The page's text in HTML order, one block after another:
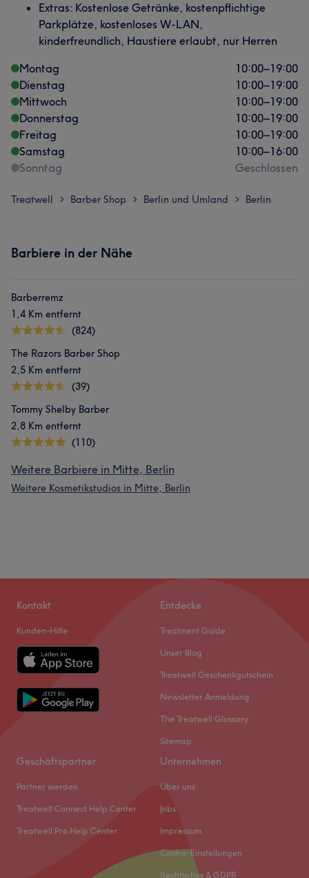
Extras: Kostenlose Getränke, kostenpflichtige
Parkplätze, kostenloses W-LAN,
kinderfreundlich, Haustiere erlaubt, nur Herren
Montag
10:00–19:00
Dienstag
10:00–19:00
Mittwoch
10:00–19:00
Donnerstag
10:00–19:00
Freitag
10:00–19:00
Samstag
10:00–16:00
Sonntag
Geschlossen
Treatwell > Barber Shop > Berlin und Umland > Berlin
Barbiere in der Nähe
Barberremz
1,4 Km entfernt
(824)
The Razors Barber Shop
2,5 Km entfernt
(39)
Tommy Shelby Barber
2,8 Km entfernt
(110)
Weitere Barbiere in Mitte, Berlin
Weitere Kosmetikstudios in Mitte, Berlin
Kontakt
Kunden-Hilfe
Entdecke
Treatment Guide
Unser Blog
Treatwell Geschenkgutschein
Newsletter Anmeldung
The Treatwell Glossary
Sitemap
Geschäftspartner
Partner werden
Treatwell Connect Help Center
Treatwell Pro Help Center
Unternehmen
Über uns
Jobs
Impressum
Cookie-Einstellungen
Rechtliches & GDPR